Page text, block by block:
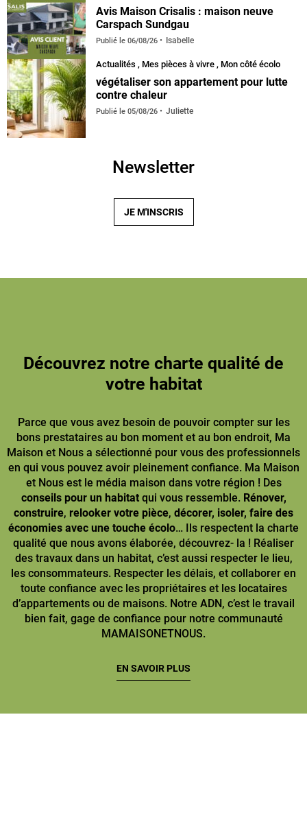
Avis Maison Crisalis : maison neuve
Carspach Sundgau
Publié le 06/08/26 Isabelle
Actualités , Mes pièces à vivre , Mon côté écolo
végétaliser son appartement pour lutte
contre chaleur
Publié le 05/08/26 Juliette
Newsletter
JE M'INSCRIS
Découvrez notre charte qualité de
votre habitat
Parce que vous avez besoin de pouvoir compter sur les
bons prestataires au bon moment et au bon endroit, Ma
Maison et Nous a sélectionné pour vous des professionnels
en qui vous pouvez avoir pleinement confiance. Ma Maison
et Nous est le média maison dans votre région ! Des
conseils pour un habitatqui vous ressemble. Rénover,
construire, relooker votre pièce, décorer, isoler, faire des
économies avec une touche écolo… Ils respectent la charte
qualité que nous avons élaborée, découvrez- la ! Réaliser
des travaux dans un habitat, c’est aussi respecter le lieu,
les consommateurs. Respecter les délais, et collaborer en
toute confiance avec les propriétaires et les locataires
d’appartements ou de maisons. Notre ADN, c’est le travail
bien fait, gage de confiance pour notre communauté
MAMAISONETNOUS.
EN SAVOIR PLUS